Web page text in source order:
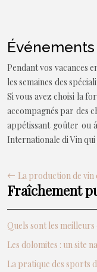
Pendant vos vacances
les semaines des
Si vous avez choisi la
accompagnés par des
appétissant goûter ou
Internationale di Vin qui
La production de
Fraîchement
Quels sont les
Les dolomites : un site
La pratique des sports